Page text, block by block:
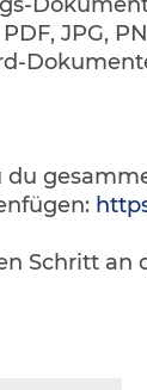
JPG,
Schritt